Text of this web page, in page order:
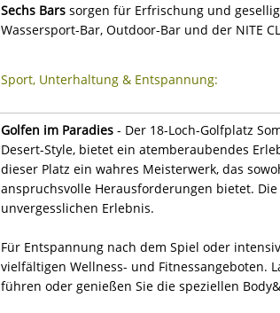
Sechs Bars sorgen für Erfrischung und
Wassersport-Bar, Outdoor-Bar und der NITE
Sport, Unterhaltung & Entspannung:
Golfen im Paradies - Der 18-Loch-Golfplatz
Desert-Style, bietet ein atemberaubendes
dieser Platz ein wahres Meisterwerk, das
anspruchsvolle Herausforderungen bietet.
unvergesslichen Erlebnis.
Für Entspannung nach dem Spiel oder
vielfältigen Wellness- und Fitnessangeboten.
führen oder genießen Sie die speziellen